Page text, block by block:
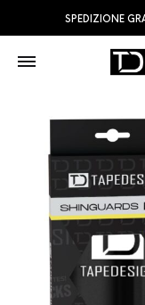
SPEDIZIONE